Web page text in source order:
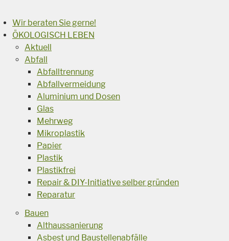
Wir beraten Sie gerne!
ÖKOLOGISCH LEBEN
Aktuell
Abfall
Abfalltrennung
Abfallvermeidung
Aluminium und Dosen
Glas
Mehrweg
Mikroplastik
Papier
Plastik
Plastikfrei
Repair & DIY-Initiative selber gründen
Reparatur
Bauen
Althaussanierung
Asbest und Baustellenabfälle